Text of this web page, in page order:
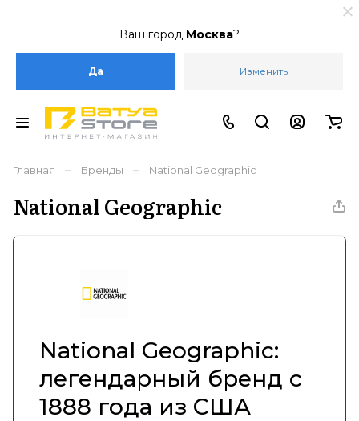
Ваш город Москва?
Да Изменить
Главная – Бренды – National Geographic
National Geographic
National Geographic:
легендарный бренд с
1888 года из США